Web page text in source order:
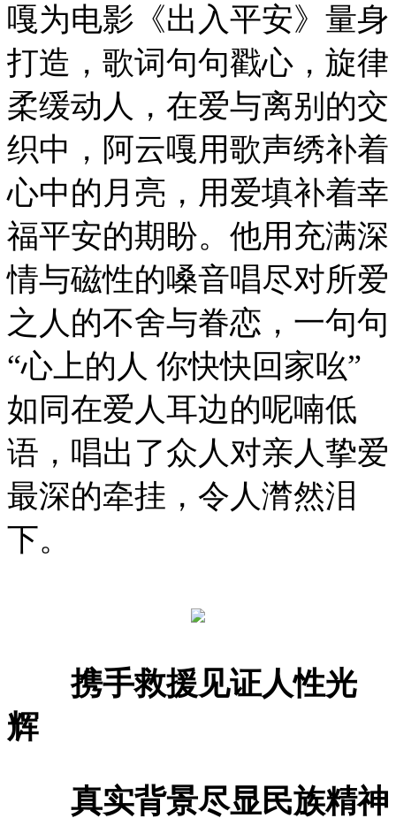
嘎为电影《出入平安》量身
打造，歌词句句戳心，旋律
柔缓动人，在爱与离别的交
织中，阿云嘎用歌声绣补着
心中的月亮，用爱填补着幸
福平安的期盼。他用充满深
情与磁性的嗓音唱尽对所爱
之人的不舍与眷恋，一句句
“心上的人 你快快回家吆”
如同在爱人耳边的呢喃低
语，唱出了众人对亲人挚爱
最深的牵挂，令人潸然泪
下。
携手救援见证人性光
辉
真实背景尽显民族精神